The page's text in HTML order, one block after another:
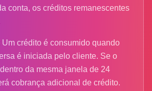
conta, os créditos remanescentes
Um crédito é consumido quando
é iniciada pelo cliente. Se o
da mesma janela de 24
cobrança adicional de crédito.